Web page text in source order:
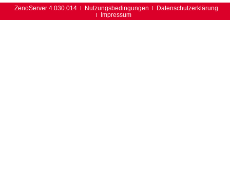
ZenoServer 4.030.014 Nutzungsbedingungen
Datenschutzerklärung
Impressum